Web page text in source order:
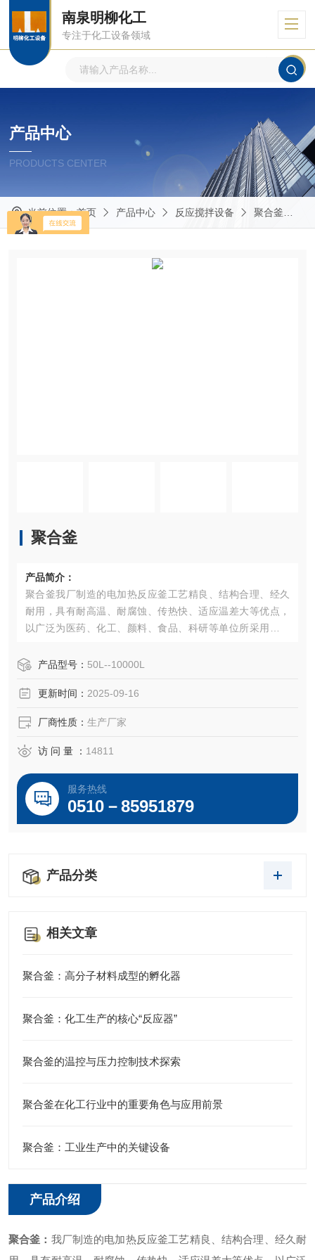
南泉明柳化工
专注于化工设备领域
产品中心
PRODUCTS CENTER
当前位置：首页 产品中心 反应搅拌设备 聚合釜
聚合釜
产品简介：
聚合釜我厂制造的电加热反应釜工艺精良、结构合理、经久
耐用，具有耐高温、耐腐蚀、传热快、适应温差大等优点，
以广泛为医药、化工、颜料、食品、科研等单位所采用。本
或代为设计制造。
产品型号： 50L--10000L
更新时间： 2025-09-16
厂商性质： 生产厂家
访 问 量 ： 14811
服务热线
0510－85951879
产品分类
相关文章
聚合釜：高分子材料成型的孵化器
聚合釜：化工生产的核心“反应器”
聚合釜的温控与压力控制技术探索
聚合釜在化工行业中的重要角色与应用前景
聚合釜：工业生产中的关键设备
产品介绍
聚合釜 ： 我厂制造的电加热反应釜工艺精良、结构合理、经久耐